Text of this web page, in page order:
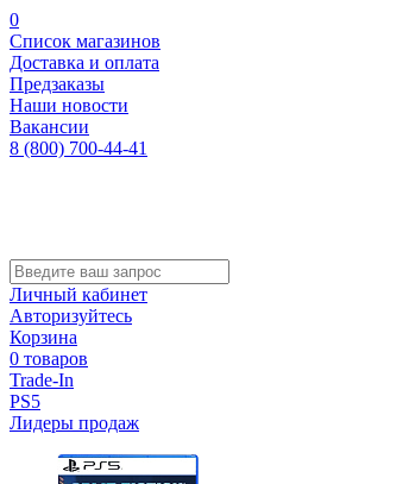
0
Список магазинов
Доставка и оплата
Предзаказы
Наши новости
Вакансии
8 (800) 700-44-41
Личный кабинет
Авторизуйтесь
Корзина
0 товаров
Trade-In
PS5
Лидеры продаж